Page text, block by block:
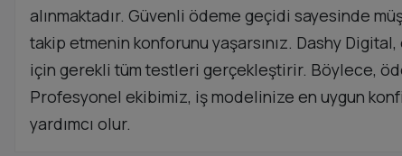
alınmaktadır. Güvenli ödeme geçidi sayesinde
takip etmenin konforunu yaşarsınız. Dashy
için gerekli tüm testleri gerçekleştirir. Böylece,
Profesyonel ekibimiz, iş modelinize en uygun
yardımcı olur.